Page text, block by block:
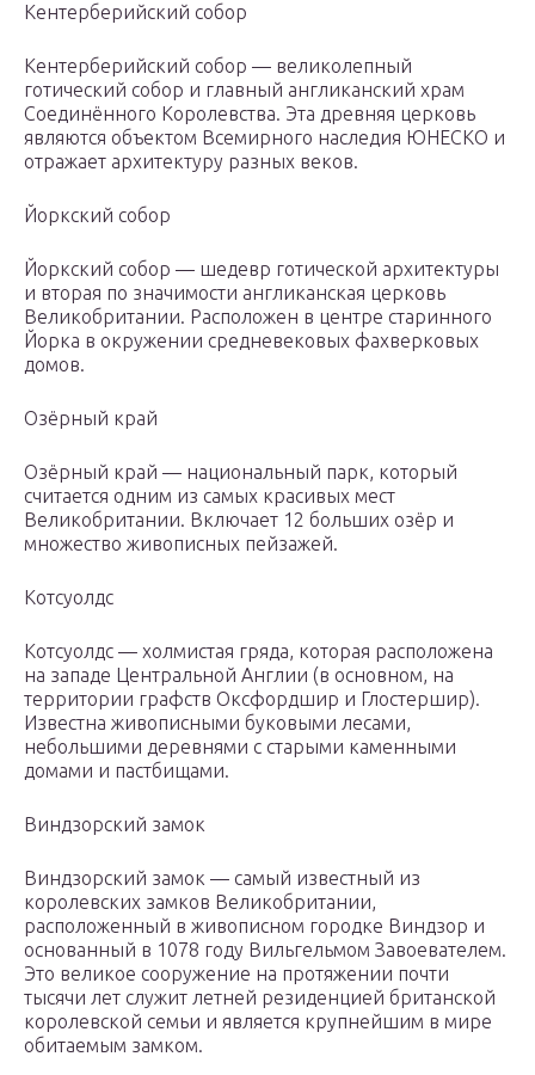
Кентерберийский собор
Кентерберийский собор — великолепный
готический собор и главный англиканский храм
Соединённого Королевства. Эта древняя церковь
являются объектом Всемирного наследия ЮНЕСКО и
отражает архитектуру разных веков.
Йоркский собор
Йоркский собор — шедевр готической архитектуры
и вторая по значимости англиканская церковь
Великобритании. Расположен в центре старинного
Йорка в окружении средневековых фахверковых
домов.
Озёрный край
Озёрный край — национальный парк, который
считается одним из самых красивых мест
Великобритании. Включает 12 больших озёр и
множество живописных пейзажей.
Котсуолдс
Котсуолдс — холмистая гряда, которая расположена
на западе Центральной Англии (в основном, на
территории графств Оксфордшир и Глостершир).
Известна живописными буковыми лесами,
небольшими деревнями с старыми каменными
домами и пастбищами.
Виндзорский замок
Виндзорский замок — самый известный из
королевских замков Великобритании,
расположенный в живописном городке Виндзор и
основанный в 1078 году Вильгельмом Завоевателем.
Это великое сооружение на протяжении почти
тысячи лет служит летней резиденцией британской
королевской семьи и является крупнейшим в мире
обитаемым замком.